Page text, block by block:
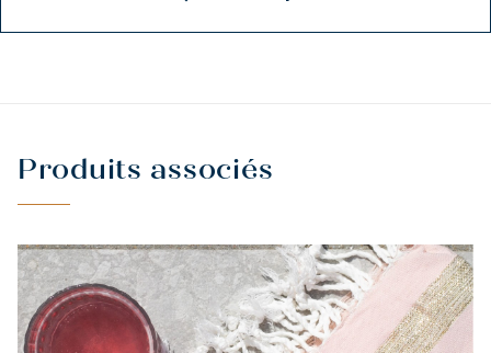
Produits associés